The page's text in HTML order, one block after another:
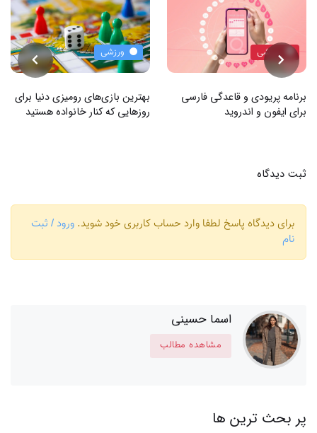
ورزشی
برنامه پریودی و قاعدگی فارسی
برای ایفون و اندروید
ورزشی
بهترین بازی‌های رومیزی دنیا برای
روزهایی که کنار خانواده هستید
ثبت دیدگاه
برای دیدگاه پاسخ لطفا وارد حساب کاربری خود شوید. ورود / ثبت
نام
اسما حسینی
مشاهده مطالب
پر بحث ترین ها